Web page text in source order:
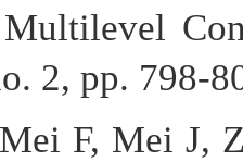
2, pp. 798-
F, Mei J,